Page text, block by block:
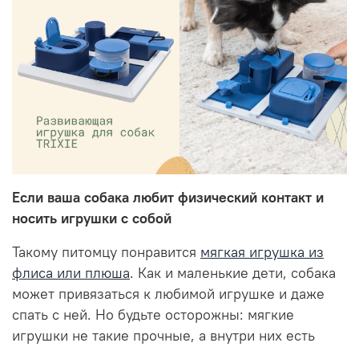
Если ваша собака любит физический контакт и
носить игрушки с собой
Такому питомцу понравится мягкая игрушка из
флиса или плюша. Как и маленькие дети, собака
может привязаться к любимой игрушке и даже
спать с ней. Но будьте осторожны: мягкие
игрушки не такие прочные, а внутри них есть